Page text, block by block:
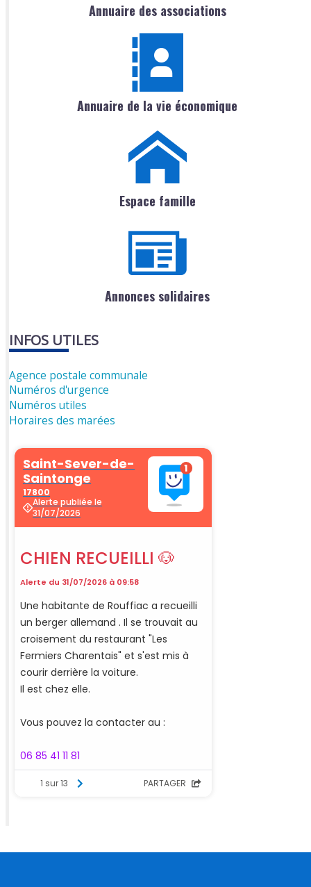
Annuaire des associations
Annuaire de la vie économique
Espace famille
Annonces solidaires
INFOS UTILES
Agence postale communale
Numéros d'urgence
Numéros utiles
Horaires des marées